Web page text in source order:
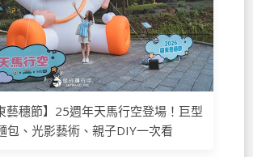
藝穗節】25週年天馬行空登場！巨型
包、光影藝術、親子DIY一次看